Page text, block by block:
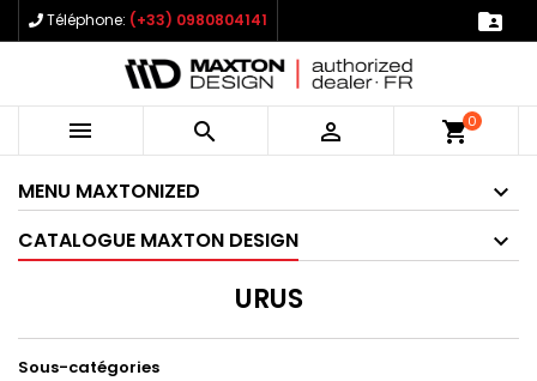
Téléphone: (+33) 0980804141 
   shopping_cart0
MENU MAXTONIZED
CATALOGUE MAXTON DESIGN
URUS
Sous-catégories